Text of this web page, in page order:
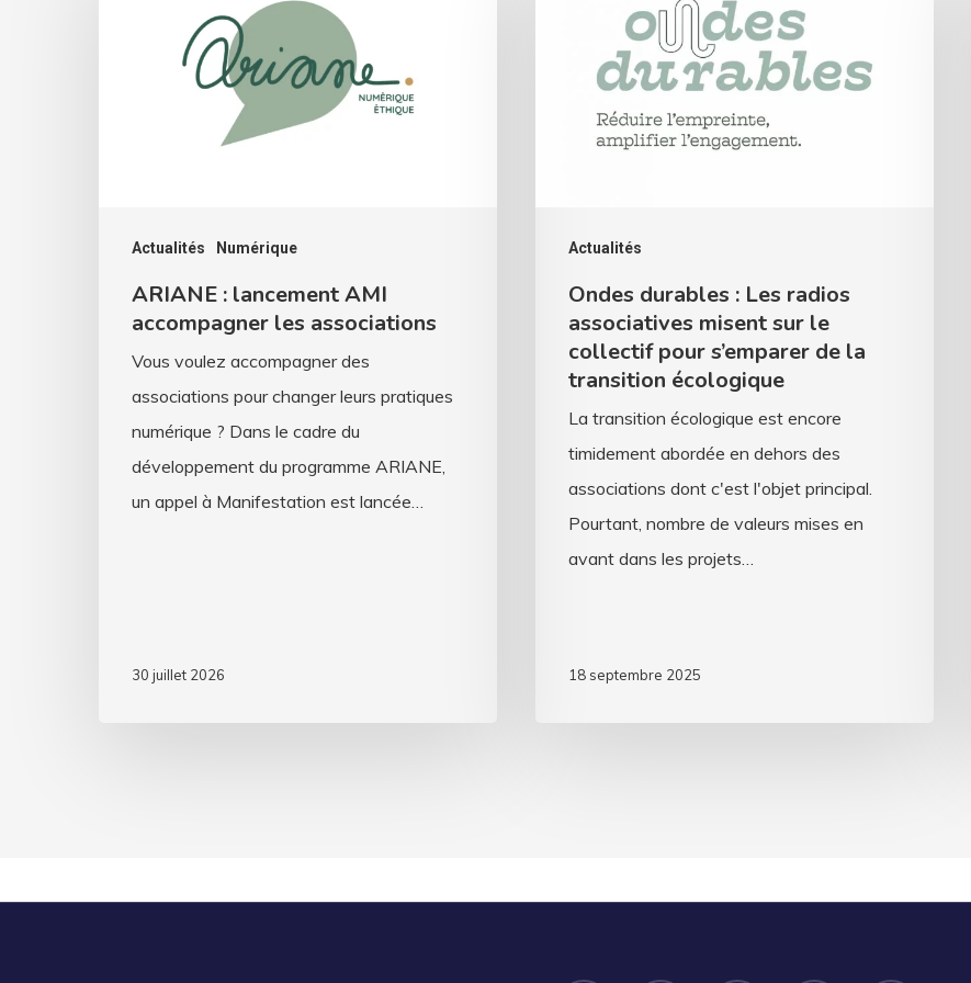
Actualités Numérique
ARIANE : lancement AMI
accompagner les associations
Vous voulez accompagner des
associations pour changer leurs pratiques
numérique ? Dans le cadre du
développement du programme ARIANE,
un appel à Manifestation est lancée…
30 juillet 2026
Actualités
associatives
s’emparer
transition
écologique
Ondes durables : Les radios
associatives misent sur le
collectif pour s’emparer de la
transition écologique
La transition écologique est encore
timidement abordée en dehors des
associations dont c'est l'objet principal.
Pourtant, nombre de valeurs mises en
avant dans les projets…
18 septembre 2025